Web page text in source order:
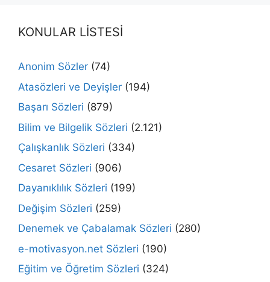
KONULAR LİSTESİ
Anonim Sözler (74)
Atasözleri ve Deyişler (194)
Başarı Sözleri (879)
Bilim ve Bilgelik Sözleri (2.121)
Çalışkanlık Sözleri (334)
Cesaret Sözleri (906)
Dayanıklılık Sözleri (199)
Değişim Sözleri (259)
Denemek ve Çabalamak Sözleri (280)
e-motivasyon.net Sözleri (190)
Eğitim ve Öğretim Sözleri (324)